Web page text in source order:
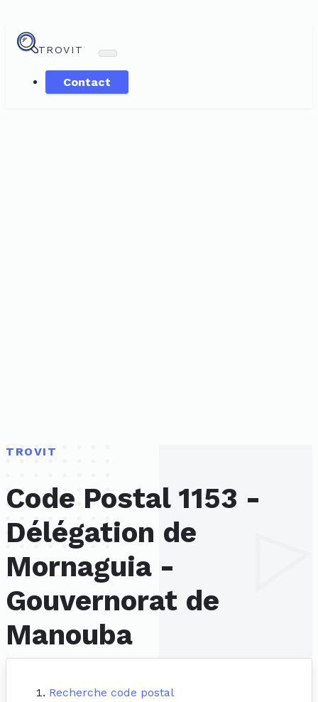
TROVIT
Contact
TROVIT
Code Postal 1153 -
Délégation de
Mornaguia -
Gouvernorat de
Manouba
Recherche code postal